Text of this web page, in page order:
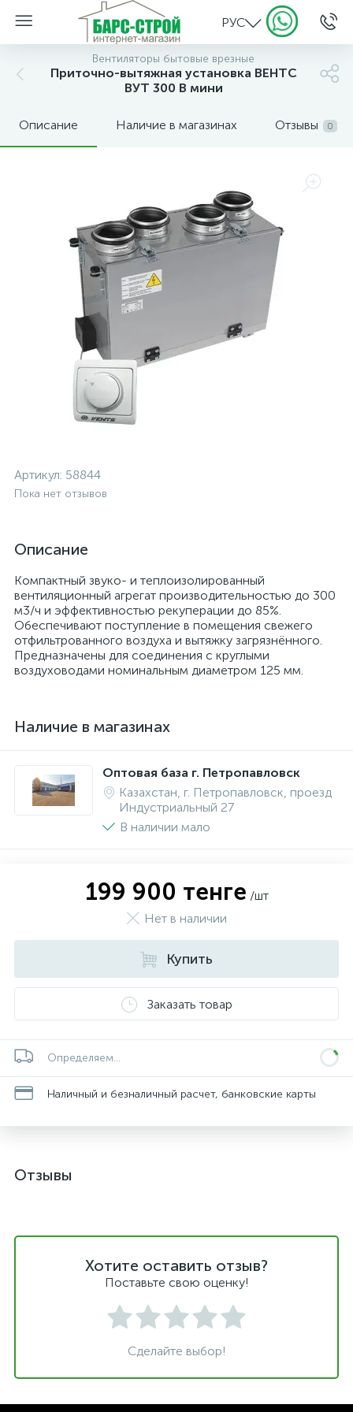
РУС
Вентиляторы бытовые врезные
Приточно-вытяжная установка ВЕНТС
ВУТ 300 В мини
Описание Наличие в магазинах Отзывы 0
Артикул: 58844
Пока нет отзывов
Описание
Компактный звуко- и теплоизолированный
вентиляционный агрегат производительностью до 300
м3/ч и эффективностью рекуперации до 85%.
Обеспечивают поступление в помещения свежего
отфильтрованного воздуха и вытяжку загрязнённого.
Предназначены для соединения с круглыми
воздуховодами номинальным диаметром 125 мм.
Наличие в магазинах
Оптовая база г. Петропавловск
Казахстан, г. Петропавловск, проезд
Индустриальный 27
В наличии мало
199 900 тенге /шт
Нет в наличии
Купить
Заказать товар
Определяем...
Наличный и безналичный расчет, банковские карты
Отзывы
Хотите оставить отзыв?
Поставьте свою оценку!
Сделайте выбор!